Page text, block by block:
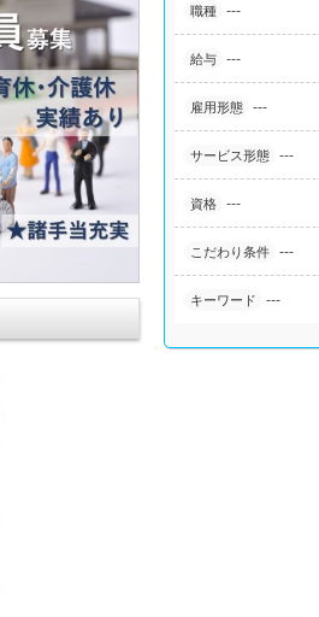
職種 ---
給与 ---
雇用形態 ---
サービス形態 ---
資格 ---
こだわり条件 ---
キーワード ---